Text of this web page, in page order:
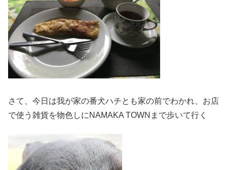
さて、今日は我が家の番犬ハチとも家の前でわかれ、お店
で使う雑貨を物色しにNAMAKA TOWNまで歩いて行く